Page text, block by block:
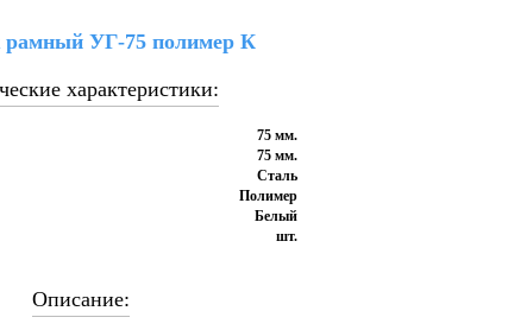
рамный УГ-75 полимер К
характеристики:
75 мм.
75 мм.
Сталь
Полимер
Белый
шт.
Описание: